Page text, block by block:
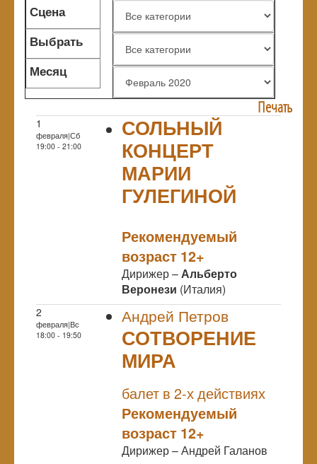
Сцена
Выбрать
жанр
Месяц
Печать
1
февраля|Сб
19:00 - 21:00
СОЛЬНЫЙ
КОНЦЕРТ
МАРИИ
ГУЛЕГИНОЙ
Рекомендуемый
возраст 12+
Дирижер –Альберто
Веронези (Италия)
2
февраля|Вс
18:00 - 19:50
Андрей Петров
СОТВОРЕНИЕ
МИРА
балет в 2-х действиях
Рекомендуемый
возраст 12+
Дирижер – Андрей Галанов